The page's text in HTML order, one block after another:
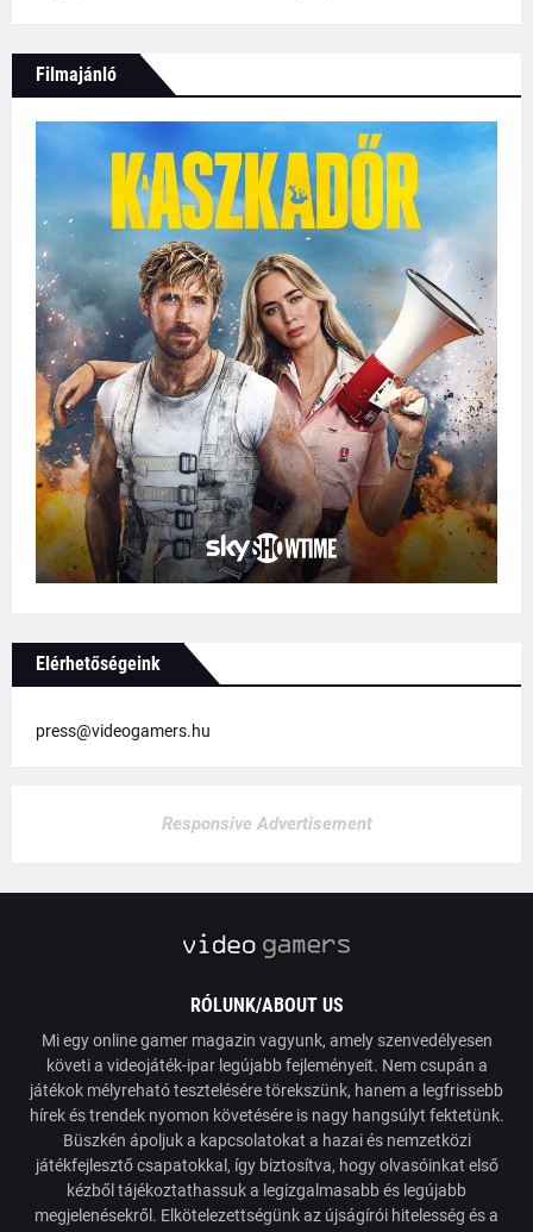
Filmajánló
Elérhetőségeink
press@videogamers.hu
Responsive Advertisement
RÓLUNK/ABOUT US
Mi egy online gamer magazin vagyunk, amely szenvedélyesen
követi a videojáték-ipar legújabb fejleményeit. Nem csupán a
játékok mélyreható tesztelésére törekszünk, hanem a legfrissebb
hírek és trendek nyomon követésére is nagy hangsúlyt fektetünk.
Büszkén ápoljuk a kapcsolatokat a hazai és nemzetközi
játékfejlesztő csapatokkal, így biztosítva, hogy olvasóinkat első
kézből tájékoztathassuk a legizgalmasabb és legújabb
megjelenésekről. Elkötelezettségünk az újságírói hitelesség és a